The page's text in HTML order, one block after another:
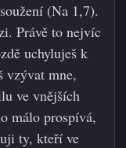
(Na 1,7).
Právě to nejvíc
uchyluješ k
vzývat mne,
ve vnějších
málo prospívá,
ty, kteří ve